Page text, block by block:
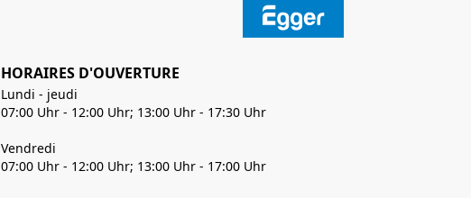
HORAIRES D'OUVERTURE
Lundi - jeudi
07:00 Uhr - 12:00 Uhr; 13:00 Uhr - 17:30 Uhr
Vendredi
07:00 Uhr - 12:00 Uhr; 13:00 Uhr - 17:00 Uhr